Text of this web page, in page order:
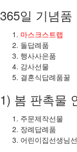
365일 기념
마스크스트랩
돌답례품
행사사은품
감사선물
결혼식답례품꿀
1) 봄 판촉물
주문제작선물
장례답례품
어린이집선생님